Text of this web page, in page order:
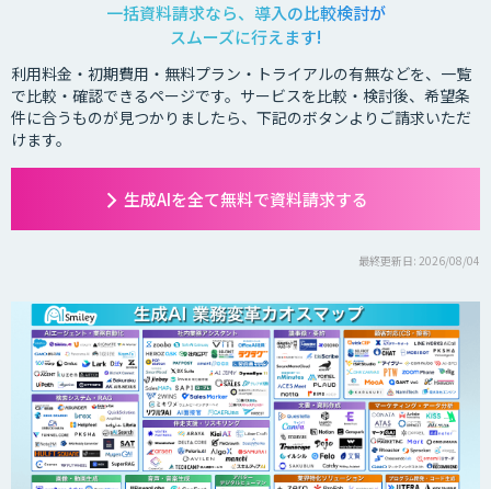
一括資料請求なら、導入の比較検討が
スムーズに行えます!
利用料金・初期費用・無料プラン・トライアルの有無などを、一覧
で比較・確認できるページです。サービスを比較・検討後、希望条
件に合うものが見つかりましたら、下記のボタンよりご請求いただ
けます。
生成AIを全て無料で資料請求する
最終更新日: 2026/08/04